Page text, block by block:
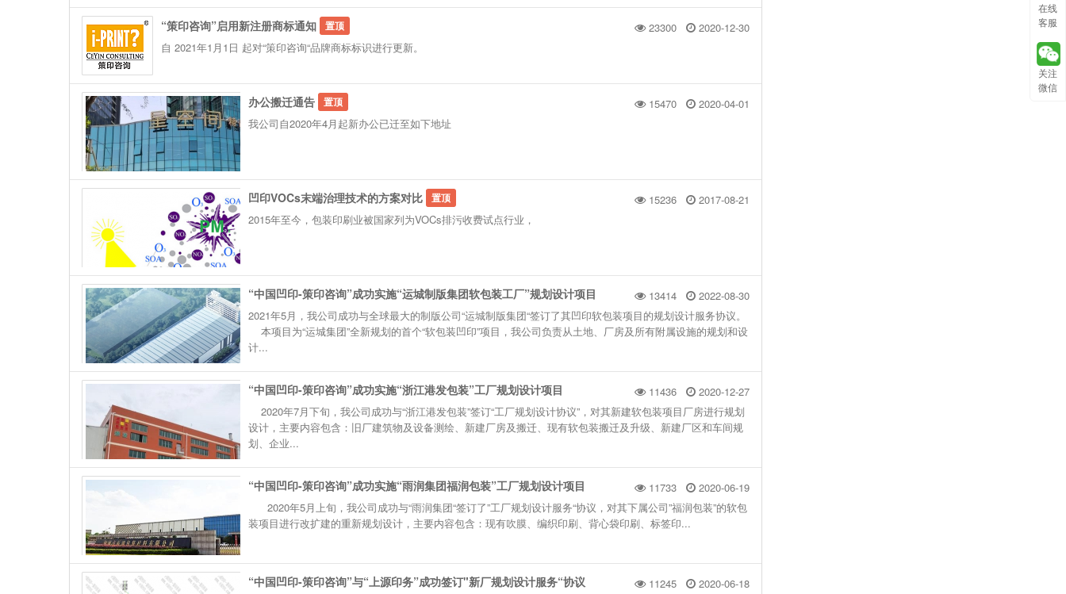
在线
客服
关注
微信
23300 2020-12-30
“策印咨询”启用新注册商标通知 置顶
自 2021年1月1日 起对“策印咨询“品牌商标标识进行更新。
15470 2020-04-01
办公搬迁通告 置顶
我公司自2020年4月起新办公已迁至如下地址
15236 2017-08-21
凹印VOCs末端治理技术的方案对比 置顶
2015年至今，包装印刷业被国家列为VOCs排污收费试点行业，
13414 2022-08-30
“中国凹印-策印咨询”成功实施“运城制版集团软包装工厂”规划设计项目
2021年5月，我公司成功与全球最大的制版公司“运城制版集团“签订了其凹印软包装项目的规划设计服务协议。
本项目为“运城集团”全新规划的首个“软包装凹印”项目，我公司负责从土地、厂房及所有附属设施的规划和设
计...
11436 2020-12-27
“中国凹印-策印咨询”成功实施“浙江港发包装”工厂规划设计项目
2020年7月下旬，我公司成功与“浙江港发包装”签订“工厂规划设计协议”，对其新建软包装项目厂房进行规划
设计，主要内容包含：旧厂建筑物及设备测绘、新建厂房及搬迁、现有软包装搬迁及升级、新建厂区和车间规
划、企业...
11733 2020-06-19
“中国凹印-策印咨询”成功实施“雨润集团福润包装”工厂规划设计项目
2020年5月上旬，我公司成功与“雨润集团“签订了”工厂规划设计服务“协议，对其下属公司”福润包装”的软包
装项目进行改扩建的重新规划设计，主要内容包含：现有吹膜、编织印刷、背心袋印刷、标签印...
11245 2020-06-18
“中国凹印-策印咨询”与“上源印务”成功签订"新厂规划设计服务“协议